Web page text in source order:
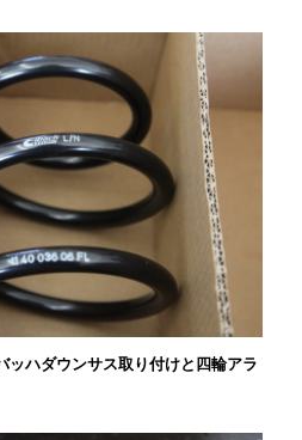
ッハダウンサス取り付けと四輪アラ